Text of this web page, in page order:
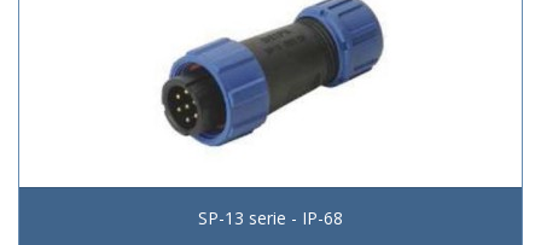
SP-13 serie - IP-68